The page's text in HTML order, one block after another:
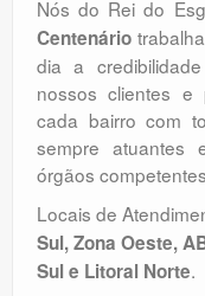
Nós do Rei do
Centenário
dia a
nossos clientes e
cada bairro com
sempre atuantes
órgãos
Locais de
Sul, Zona Oeste,
Sul e Litoral Norte.